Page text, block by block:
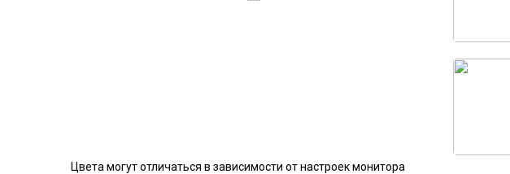
Цвета могут отличаться в зависимости от настроек монитора